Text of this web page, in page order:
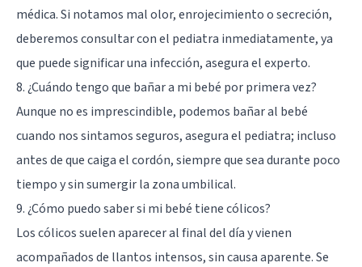
médica. Si notamos mal olor, enrojecimiento o secreción,
deberemos consultar con el pediatra inmediatamente, ya
que puede significar una infección, asegura el experto.
8. ¿Cuándo tengo que bañar a mi bebé por primera vez?
Aunque no es imprescindible, podemos bañar al bebé
cuando nos sintamos seguros, asegura el pediatra; incluso
antes de que caiga el cordón, siempre que sea durante poco
tiempo y sin sumergir la zona umbilical.
9. ¿Cómo puedo saber si mi bebé tiene cólicos?
Los cólicos suelen aparecer al final del día y vienen
acompañados de llantos intensos, sin causa aparente. Se